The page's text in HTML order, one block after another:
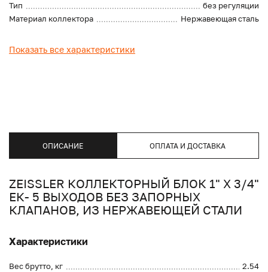
Тип
без регуляции
Материал коллектора
Нержавеющая сталь
Показать все характеристики
ОПИСАНИЕ ОПЛАТА И ДОСТАВКА
ZEISSLER КОЛЛЕКТОРНЫЙ БЛОК 1" Х 3/4"
ЕК- 5 ВЫХОДОВ БЕЗ ЗАПОРНЫХ
КЛАПАНОВ, ИЗ НЕРЖАВЕЮЩЕЙ СТАЛИ
Характеристики
Вес брутто, кг
2.54